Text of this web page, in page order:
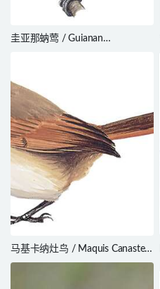
圭亚那蚋莺 / Guianan
马基卡纳灶鸟 / Maquis Canastero
/ Asthenes heterura